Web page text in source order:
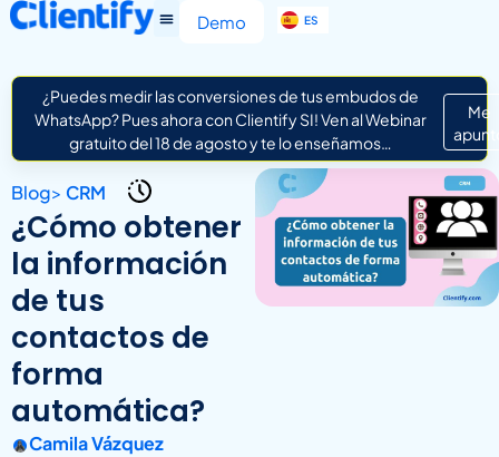
Demo ES
IT
¿Puedes medir las conversiones de tus embudos de
WhatsApp? Pues ahora con Clientify SI! Ven al Webinar
gratuito del 18 de agosto y te lo enseñamos…
Me
Blog> CRM
¿Cómo obtener
la información
de tus
contactos de
forma
automática?
Camila Vázquez